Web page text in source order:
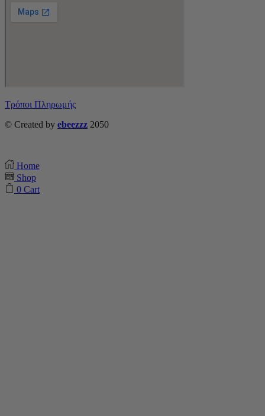
Τρόποι Πληρωμής
© Created by ebeezzz 2050
Home
Shop
0 Cart